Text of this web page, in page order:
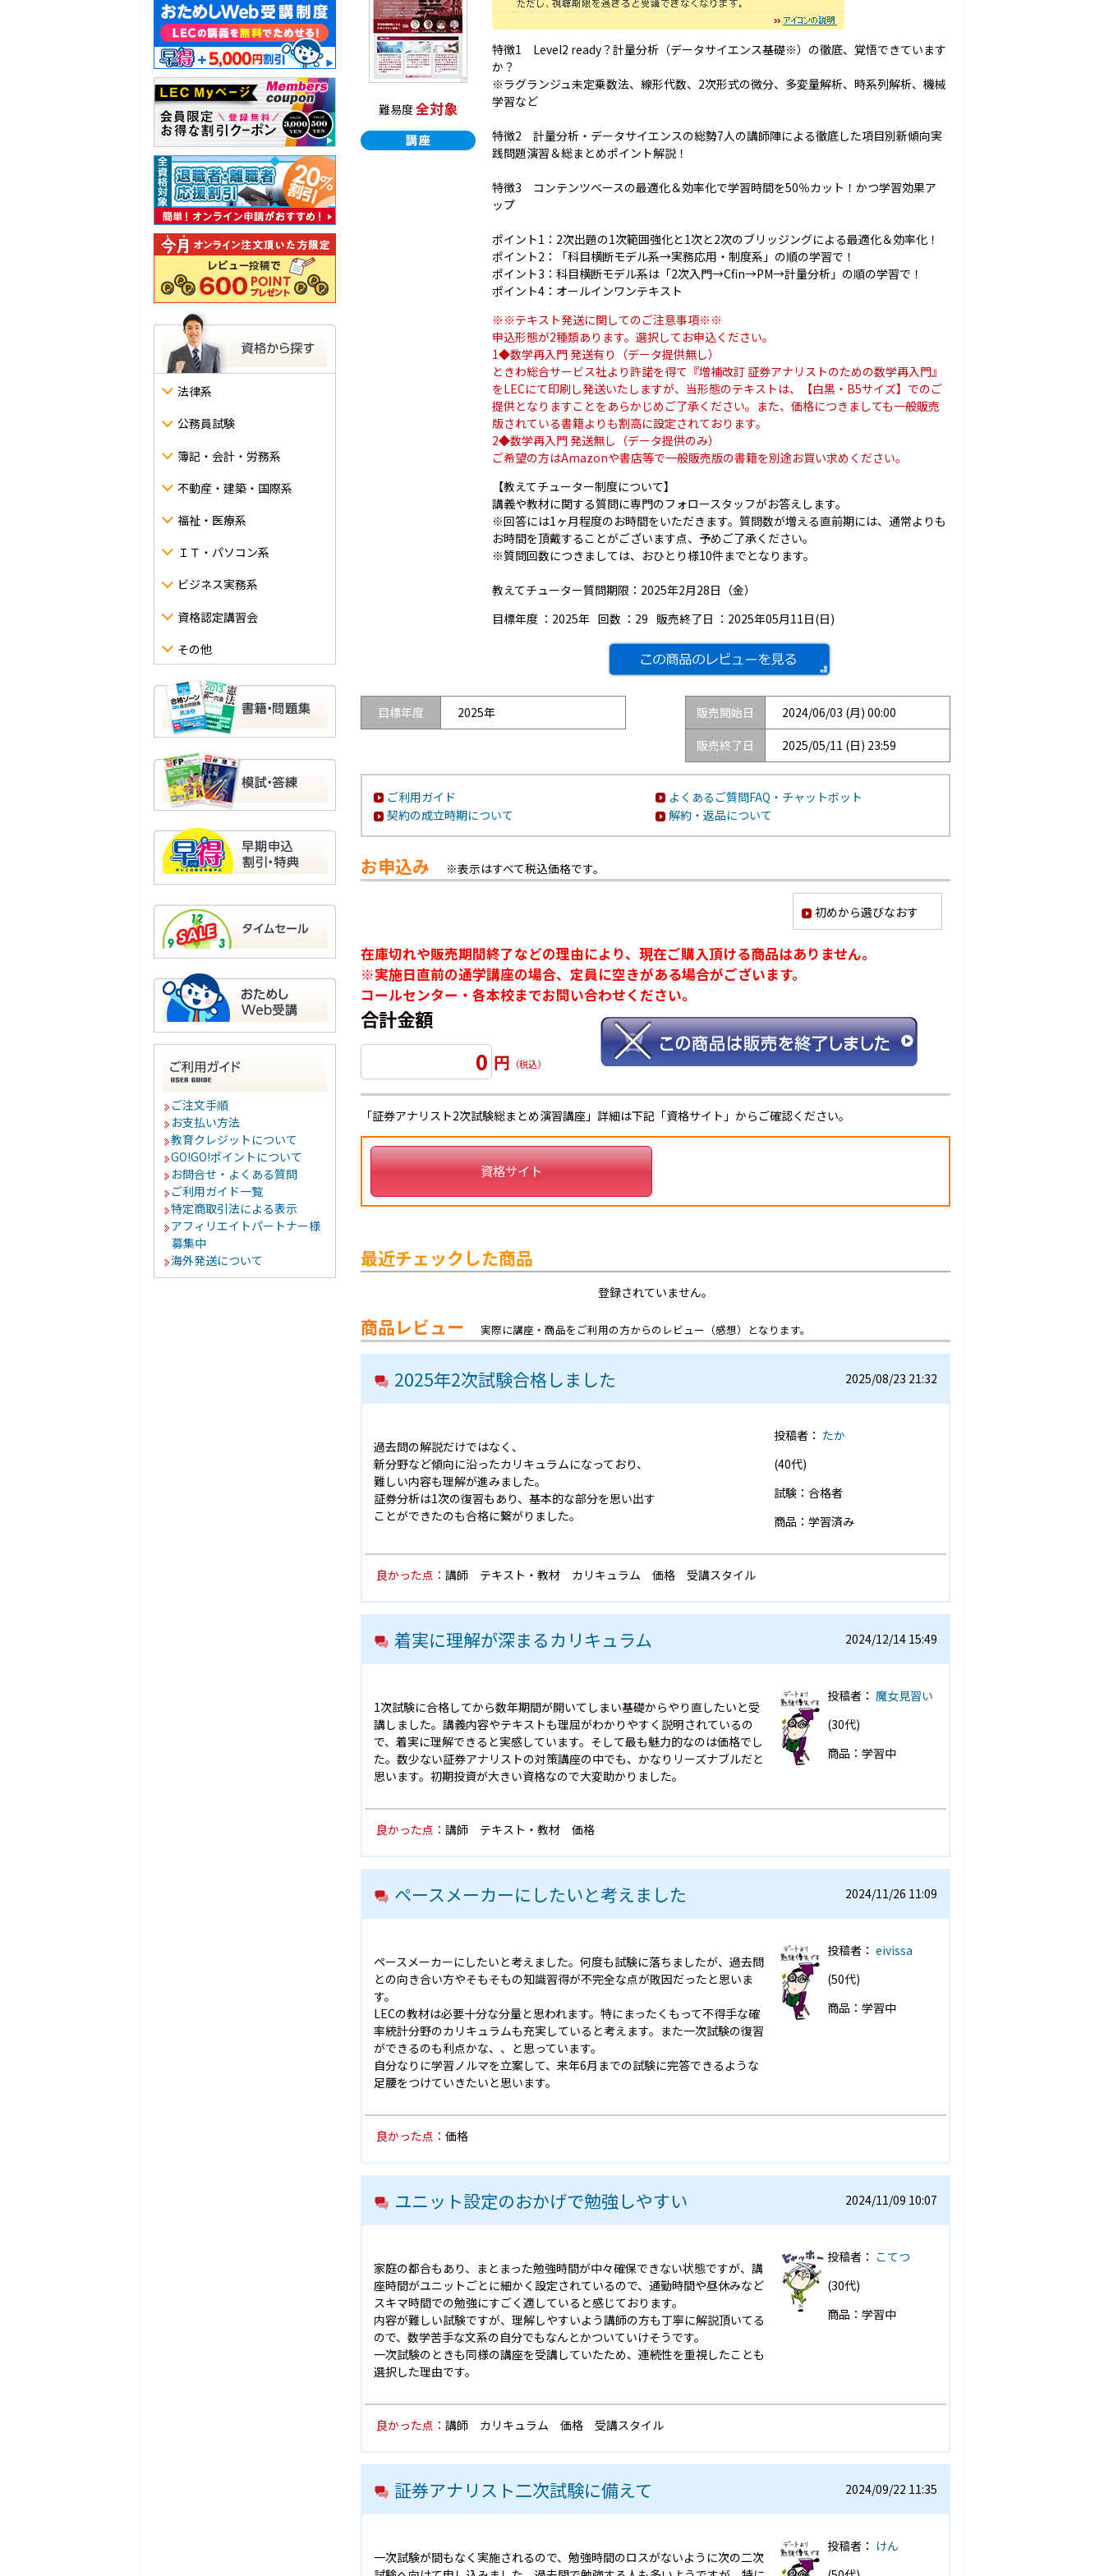
法律系
公務員試験
簿記・会計・労務系
不動産・建築・国際系
福祉・医療系
ＩＴ・パソコン系
ビジネス実務系
資格認定講習会
その他
ご注文手順
お支払い方法
教育クレジットについて
GO!GO!ポイントについて
お問合せ・よくある質問
ご利用ガイド一覧
特定商取引法による表示
アフィリエイトパートナー様
募集中
海外発送について
難易度全対象
特徴1 Level2 ready？計量分析（データサイエンス基礎※）の徹底、覚悟できています
か？
※ラグランジュ未定乗数法、線形代数、2次形式の微分、多変量解析、時系列解析、機械
学習など
特徴2 計量分析・データサイエンスの総勢7人の講師陣による徹底した項目別新傾向実
践問題演習＆総まとめポイント解説！
特徴3 コンテンツベースの最適化＆効率化で学習時間を50％カット！かつ学習効果ア
ップ
ポイント1：2次出題の1次範囲強化と1次と2次のブリッジングによる最適化＆効率化！
ポイント2：「科目横断モデル系→実務応用・制度系」の順の学習で！
ポイント3：科目横断モデル系は「2次入門→Cfin→PM→計量分析」の順の学習で！
ポイント4：オールインワンテキスト
※※テキスト発送に関してのご注意事項※※
申込形態が2種類あります。選択してお申込ください。
1◆数学再入門 発送有り（データ提供無し）
ときわ総合サービス社より許諾を得て『増補改訂 証券アナリストのための数学再入門』
をLECにて印刷し発送いたしますが、当形態のテキストは、【白黒・B5サイズ】でのご
提供となりますことをあらかじめご了承ください。また、価格につきましても一般販売
版されている書籍よりも割高に設定されております。
2◆数学再入門 発送無し（データ提供のみ）
ご希望の方はAmazonや書店等で一般販売版の書籍を別途お買い求めください。
【教えてチューター制度について】
講義や教材に関する質問に専門のフォロースタッフがお答えします。
※回答には1ヶ月程度のお時間をいただきます。質問数が増える直前期には、通常よりも
お時間を頂戴することがございます点、予めご了承ください。
※質問回数につきましては、おひとり様10件までとなります。
教えてチューター質問期限：2025年2月28日（金）
目標年度 ： 2025年 回数 ： 29 販売終了日 ： 2025年05月11日(日)
目標年度 2025年 販売開始日
2024/06/03 (月) 00:00
販売終了日
2025/05/11 (日) 23:59
ご利用ガイド
よくあるご質問FAQ・チャットボット
契約の成立時期について
解約・返品について
お申込み ※表示はすべて税込価格です。
初めから選びなおす
在庫切れや販売期間終了などの理由により、現在ご購入頂ける商品はありません。
※実施日直前の通学講座の場合、定員に空きがある場合がございます。
コールセンター・各本校までお問い合わせください。
合計金額
0 円 （税込）
「証券アナリスト2次試験総まとめ演習講座」詳細は下記「資格サイト」からご確認ください。
資格サイト
最近チェックした商品
登録されていません。
商品レビュー 実際に講座・商品をご利用の方からのレビュー（感想）となります。
2025年2次試験合格しました 2025/08/23 21:32
過去問の解説だけではなく、
新分野など傾向に沿ったカリキュラムになっており、
難しい内容も理解が進みました。
証券分析は1次の復習もあり、基本的な部分を思い出す
ことができたのも合格に繋がりました。
投稿者： たか
(40代)
試験：合格者
商品：学習済み
良かった点： 講師 テキスト・教材 カリキュラム 価格 受講スタイル
着実に理解が深まるカリキュラム 2024/12/14 15:49
1次試験に合格してから数年期間が開いてしまい基礎からやり直したいと受
講しました。講義内容やテキストも理屈がわかりやすく説明されているの
で、着実に理解できると実感しています。そして最も魅力的なのは価格でし
た。数少ない証券アナリストの対策講座の中でも、かなりリーズナブルだと
思います。初期投資が大きい資格なので大変助かりました。
投稿者： 魔女見習い
(30代)
商品：学習中
良かった点： 講師 テキスト・教材 価格
ペースメーカーにしたいと考えました 2024/11/26 11:09
ペースメーカーにしたいと考えました。何度も試験に落ちましたが、過去問
との向き合い方やそもそもの知識習得が不完全な点が敗因だったと思いま
す。
LECの教材は必要十分な分量と思われます。特にまったくもって不得手な確
率統計分野のカリキュラムも充実していると考えます。また一次試験の復習
ができるのも利点かな、、と思っています。
自分なりに学習ノルマを立案して、来年6月までの試験に完答できるような
足腰をつけていきたいと思います。
投稿者：eivissa
(50代)
商品：学習中
良かった点： 価格
ユニット設定のおかげで勉強しやすい 2024/11/09 10:07
家庭の都合もあり、まとまった勉強時間が中々確保できない状態ですが、講
座時間がユニットごとに細かく設定されているので、通勤時間や昼休みなど
スキマ時間での勉強にすごく適していると感じております。
内容が難しい試験ですが、理解しやすいよう講師の方も丁寧に解説頂いてる
ので、数学苦手な文系の自分でもなんとかついていけそうです。
一次試験のときも同様の講座を受講していたため、連続性を重視したことも
選択した理由です。
投稿者： こてつ
(30代)
商品：学習中
良かった点： 講師 カリキュラム 価格 受講スタイル
証券アナリスト二次試験に備えて 2024/09/22 11:35
一次試験が間もなく実施されるので、勉強時間のロスがないように次の二次
投稿者： けん